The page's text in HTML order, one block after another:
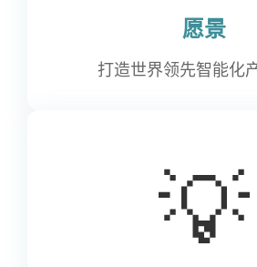
愿景
打造世界领先智能化
💡